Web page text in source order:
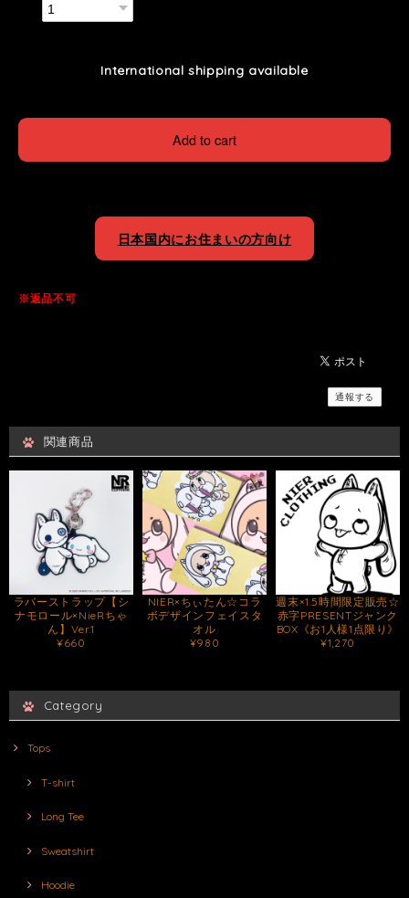
International shipping available
Add to cart
日本国内にお住まいの方向け
※返品不可
通報する
関連商品
ラバーストラップ【シ
ナモロール×NieRちゃ
ん】Ver.1
¥660
NIER×ちぃたん☆コラ
ボデザインフェイスタ
オル
¥980
週末×1.5時間限定販売☆
赤字PRESENTジャンク
BOX《お1人様1点限り》
¥1,270
Category
Tops
T-shirt
Long Tee
Sweatshirt
Hoodie